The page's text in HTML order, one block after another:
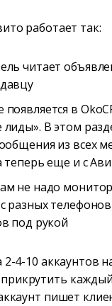
работает так:
читает
в
В этом
из всех
теперь еще и с
не надо
разных
под рукой
2-4-10 аккаунтов
пишет